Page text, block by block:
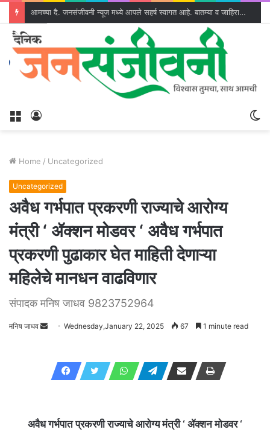
आमच्या दै. जनसंजीवनी न्यूज मध्ये आपले सहर्ष स्वागत आहे. बातम्या व जाहिरातींसाठी संपर्क - संपादक –मनिष एस. जाधव 9823752964
Menu
Home / Uncategorized
Uncategorized
अवैध गर्भपात प्रकरणी राज्याचे आरोग्य
मंत्री ‘ ॲक्शन मोडवर ‘ अवैध गर्भपात
प्रकरणी पुढाकार घेत माहिती देणाऱ्या
महिलेचे मानधन वाढविणार
संपादक मनिष जाधव 9823752964
मनिष जाधव
SendWednesday,January 22, 2025 67 1 minute read
अवैध गर्भपात प्रकरणी राज्याचे आरोग्य मंत्री ‘ ॲक्शन मोडवर ‘